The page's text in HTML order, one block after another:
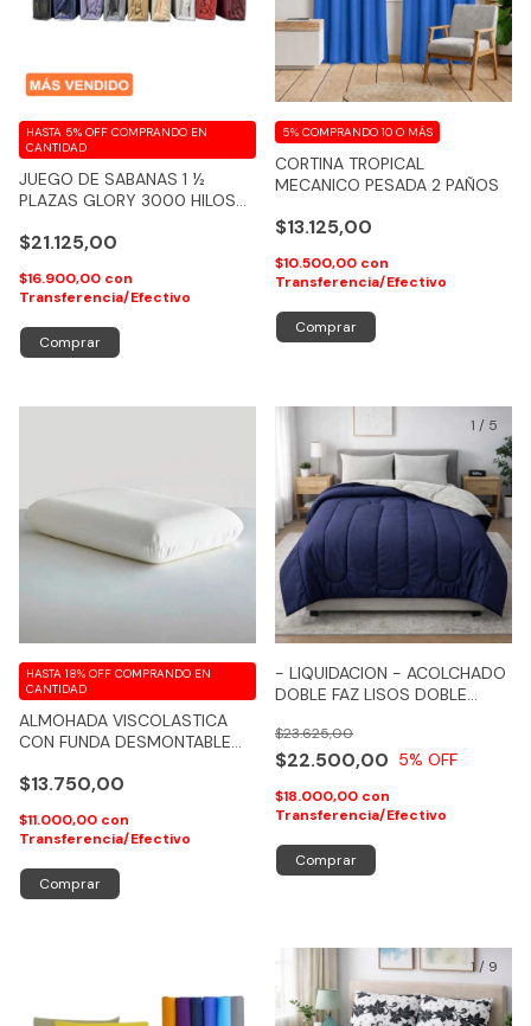
JUEGO DE SABANAS 1 ½
PLAZAS GLORY 3000 HILOS
$21.125,00
HASTA 5% OFF COMPRANDO EN
CANTIDAD
$16.900,00 con
Transferencia/Efectivo
Comprar
CORTINA TROPICAL
MECANICO PESADA 2 PAÑOS
$13.125,00
5% COMPRANDO 10 O MÁS
$10.500,00 con
Transferencia/Efectivo
Comprar
ALMOHADA VISCOLASTICA
CON FUNDA DESMONTABLE
$13.750,00
HASTA 18% OFF COMPRANDO EN
CANTIDAD
$11.000,00 con
Transferencia/Efectivo
1 / 5
- LIQUIDACION - ACOLCHADO
DOBLE FAZ LISOS DOBLE
$22.500,00
$23.625,00
5% OFF
$18.000,00 con
Transferencia/Efectivo
Comprar
1 / 9